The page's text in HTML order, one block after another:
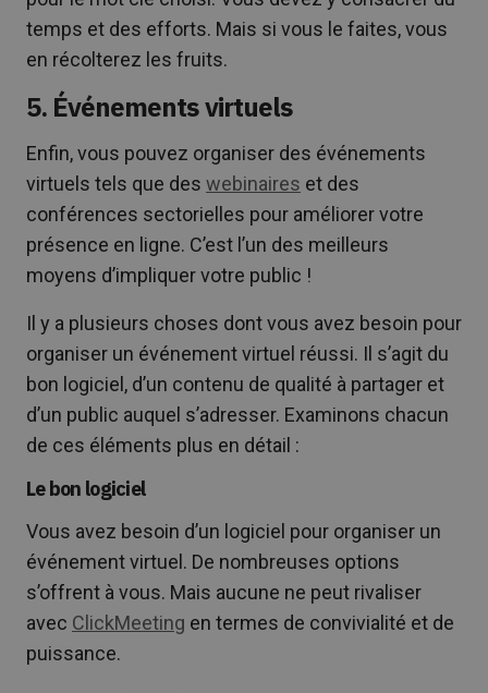
temps et des efforts. Mais si vous le faites, vous
en récolterez les fruits.
5. Événements virtuels
Enfin, vous pouvez organiser des événements
virtuels tels que des webinaires et des
conférences sectorielles pour améliorer votre
présence en ligne. C’est l’un des meilleurs
moyens d’impliquer votre public !
Il y a plusieurs choses dont vous avez besoin pour
organiser un événement virtuel réussi. Il s’agit du
bon logiciel, d’un contenu de qualité à partager et
d’un public auquel s’adresser. Examinons chacun
de ces éléments plus en détail :
Le bon logiciel
Vous avez besoin d’un logiciel pour organiser un
événement virtuel. De nombreuses options
s’offrent à vous. Mais aucune ne peut rivaliser
avec ClickMeeting en termes de convivialité et de
puissance.